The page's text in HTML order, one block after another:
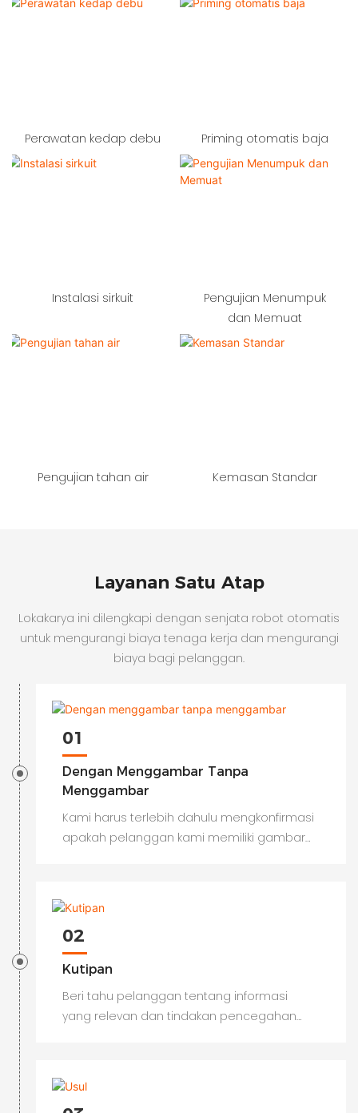
Perawatan kedap debu Priming otomatis baja
Instalasi sirkuit
Pengujian Menumpuk
dan Memuat
Pengujian tahan air Kemasan Standar
Layanan Satu Atap
Lokakarya ini dilengkapi dengan senjata robot otomatis
untuk mengurangi biaya tenaga kerja dan mengurangi
biaya bagi pelanggan.
01
Dengan Menggambar Tanpa
Menggambar
Kami harus terlebih dahulu mengkonfirmasi
apakah pelanggan kami memiliki gambar
02
Kutipan
Beri tahu pelanggan tentang informasi
yang relevan dan tindakan pencegahan